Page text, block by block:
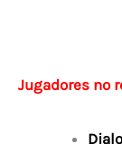
Jugadores no